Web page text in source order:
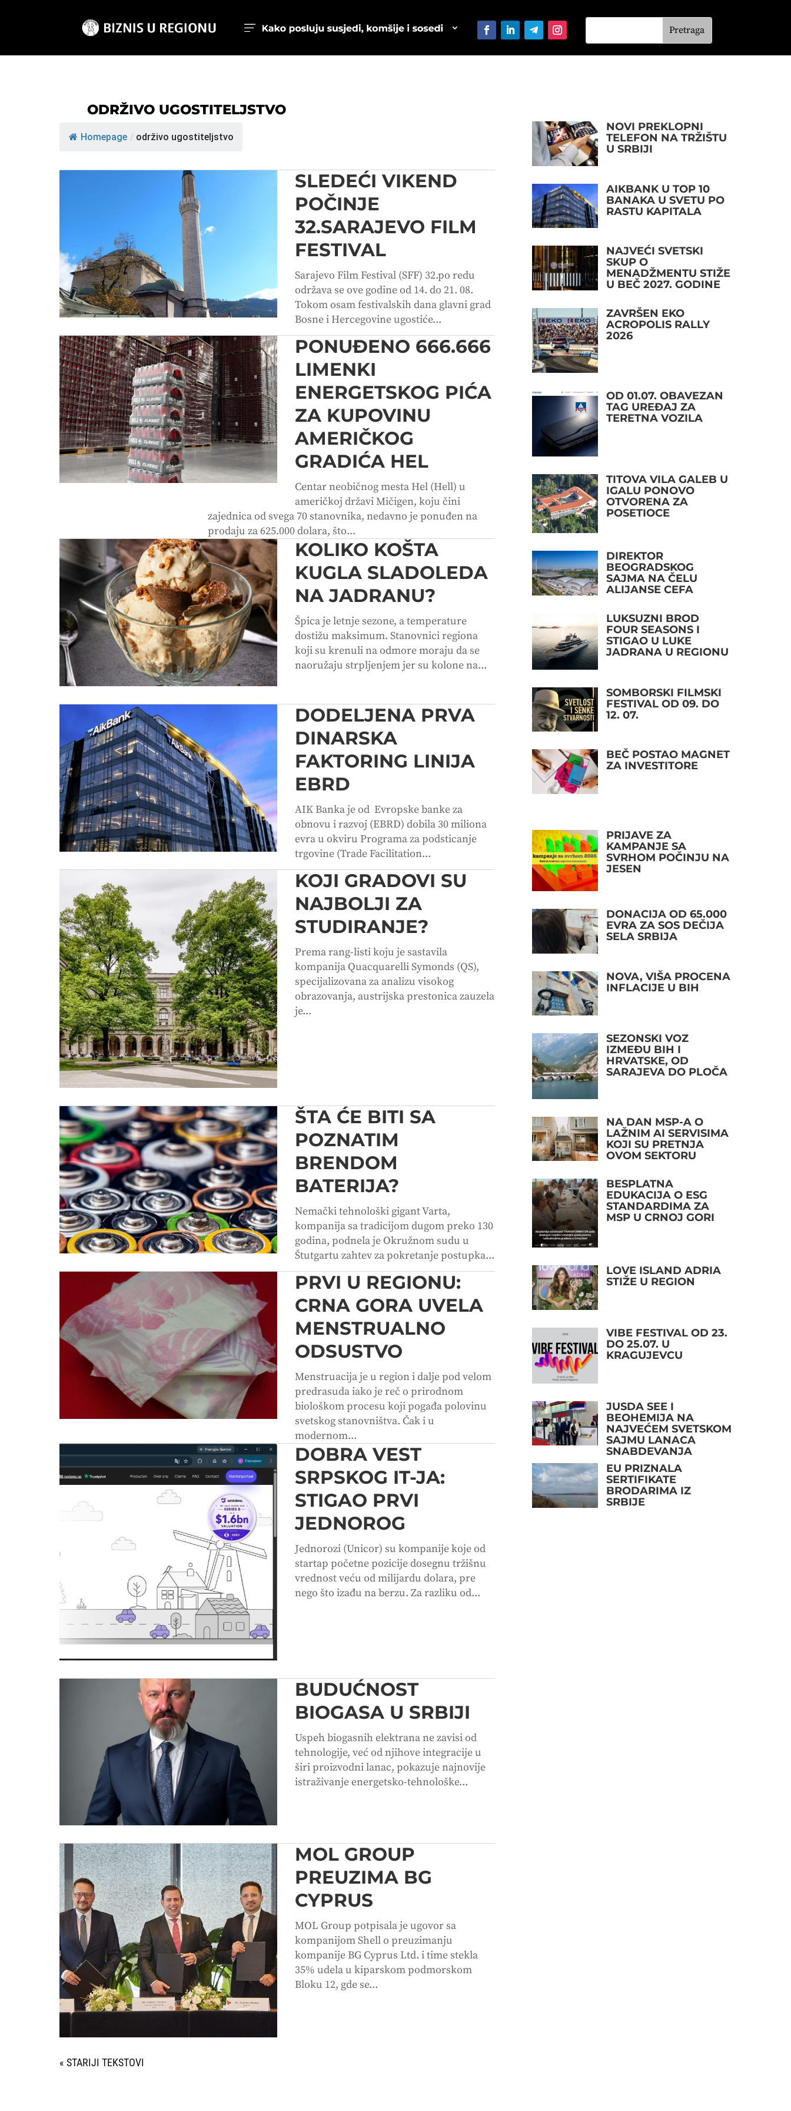
ODRŽIVO UGOSTITELJSTVO
Homepage / održivo ugostiteljstvo
SLEDEĆI VIKEND
POČINJE
32.SARAJEVO FILM
FESTIVAL
Sarajevo Film Festival (SFF) 32.po redu
održava se ove godine od 14. do 21. 08.
Tokom osam festivalskih dana glavni grad
Bosne i Hercegovine ugostiće...
PONUĐENO 666.666
LIMENKI
ENERGETSKOG PIĆA
ZA KUPOVINU
AMERIČKOG
GRADIĆA HEL
Centar neobičnog mesta Hel (Hell) u
američkoj državi Mičigen, koju čini
zajednica od svega 70 stanovnika, nedavno je ponuđen na
prodaju za 625.000 dolara, što...
KOLIKO KOŠTA
KUGLA SLADOLEDA
NA JADRANU?
Špica je letnje sezone, a temperature
dostižu maksimum. Stanovnici regiona
koji su krenuli na odmore moraju da se
naoružaju strpljenjem jer su kolone na...
DODELJENA PRVA
DINARSKA
FAKTORING LINIJA
EBRD
AIK Banka je od Evropske banke za
obnovu i razvoj (EBRD) dobila 30 miliona
evra u okviru Programa za podsticanje
trgovine (Trade Facilitation...
KOJI GRADOVI SU
NAJBOLJI ZA
STUDIRANJE?
Prema rang-listi koju je sastavila
kompanija Quacquarelli Symonds (QS),
specijalizovana za analizu visokog
obrazovanja, austrijska prestonica zauzela
je...
ŠTA ĆE BITI SA
POZNATIM
BRENDOM
BATERIJA?
Nemački tehnološki gigant Varta,
kompanija sa tradicijom dugom preko 130
godina, podnela je Okružnom sudu u
Štutgartu zahtev za pokretanje postupka...
PRVI U REGIONU:
CRNA GORA UVELA
MENSTRUALNO
ODSUSTVO
Menstruacija je u region i dalje pod velom
predrasuda iako je reč o prirodnom
biološkom procesu koji pogađa polovinu
svetskog stanovništva. Čak i u
modernom...
DOBRA VEST
SRPSKOG IT-JA:
STIGAO PRVI
JEDNOROG
Jednorozi (Unicor) su kompanije koje od
startap početne pozicije dosegnu tržišnu
vrednost veću od milijardu dolara, pre
nego što izađu na berzu. Za razliku od...
BUDUĆNOST
BIOGASA U SRBIJI
Uspeh biogasnih elektrana ne zavisi od
tehnologije, već od njihove integracije u
širi proizvodni lanac, pokazuje najnovije
istraživanje energetsko-tehnološke...
MOL GROUP
PREUZIMA BG
CYPRUS
MOL Group potpisala je ugovor sa
kompanijom Shell o preuzimanju
kompanije BG Cyprus Ltd. i time stekla
35% udela u kiparskom podmorskom
Bloku 12, gde se...
« STARIJI UNOSI
NOVI PREKLOPNI
TELEFON NA TRŽIŠTU
U SRBIJI
AIKBANK U TOP 10
BANAKA U SVETU PO
RASTU KAPITALA
NAJVEĆI SVETSKI
SKUP O
MENADŽMENTU STIŽE
U BEČ 2027. GODINE
ZAVRŠEN EKO
ACROPOLIS RALLY
2026
OD 01.07. OBAVEZAN
TAG UREĐAJ ZA
TERETNA VOZILA
TITOVA VILA GALEB U
IGALU PONOVO
OTVORENA ZA
POSETIOCE
DIREKTOR
BEOGRADSKOG
SAJMA NA ČELU
ALIJANSE CEFA
LUKSUZNI BROD
FOUR SEASONS I
STIGAO U LUKE
JADRANA U REGIONU
SOMBORSKI FILMSKI
FESTIVAL OD 09. DO
12. 07.
BEČ POSTAO MAGNET
ZA INVESTITORE
PRIJAVE ZA
KAMPANJE SA
SVRHOM POČINJU NA
JESEN
DONACIJA OD 65.000
EVRA ZA SOS DEČIJA
SELA SRBIJA
NOVA, VIŠA PROCENA
INFLACIJE U BIH
SEZONSKI VOZ
IZMEĐU BIH I
HRVATSKE, OD
SARAJEVA DO PLOČA
NA DAN MSP-A O
LAŽNIM AI SERVISIMA
KOJI SU PRETNJA
OVOM SEKTORU
BESPLATNA
EDUKACIJA O ESG
STANDARDIMA ZA
MSP U CRNOJ GORI
LOVE ISLAND ADRIA
STIŽE U REGION
VIBE FESTIVAL OD 23.
DO 25.07. U
KRAGUJEVCU
JUSDA SEE I
BEOHEMIJA NA
NAJVEĆEM SVETSKOM
SAJMU LANACA
SNABDEVANJA
EU PRIZNALA
SERTIFIKATE
BRODARIMA IZ
SRBIJE